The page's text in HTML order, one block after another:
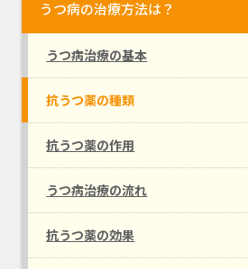
うつ病の治療方法は？
うつ病治療の基本
抗うつ薬の種類
抗うつ薬の作用
うつ病治療の流れ
抗うつ薬の効果